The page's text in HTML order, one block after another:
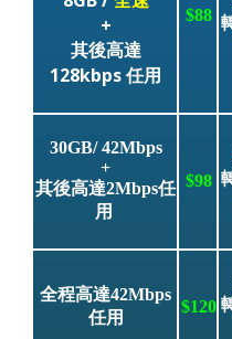
+
其後高達
128kbps 任用
$88
30GB/ 42Mbps
+
其後高達2Mbps任
用
$98
全程高達42Mbps
任用
$120